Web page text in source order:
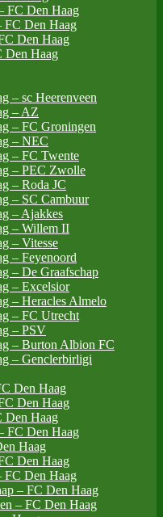
FC Den Haag
FC Den Haag
Den Haag
Den Haag
– sc Heerenveen
– AZ
– FC Groningen
– NEC
– FC Twente
– PEC Zwolle
– Roda JC
– SC Cambuur
– Ajakkes
– Willem II
– Vitesse
– Feyenoord
– De Graafschap
– Excelsior
– Heracles Almelo
– FC Utrecht
– PSV
– Burton Albion FC
– Genclerbirligi
Den Haag
Den Haag
Den Haag
FC Den Haag
Haag
Den Haag
FC Den Haag
– FC Den Haag
– FC Den Haag